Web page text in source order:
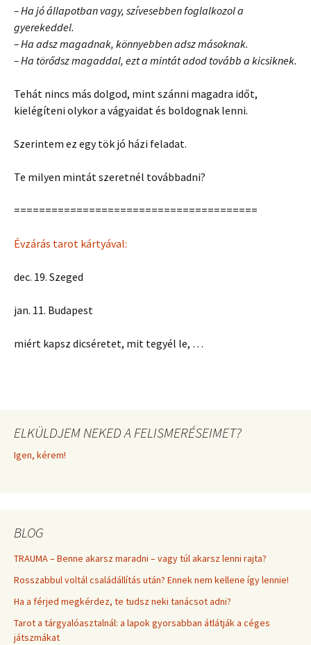
– Ha jó állapotban vagy, szívesebben foglalkozol a
gyerekeddel.
– Ha adsz magadnak, könnyebben adsz másoknak.
– Ha törődsz magaddal, ezt a mintát adod tovább a kicsiknek.
Tehát nincs más dolgod, mint szánni magadra időt,
kielégíteni olykor a vágyaidat és boldognak lenni.
Szerintem ez egy tök jó házi feladat.
Te milyen mintát szeretnél továbbadni?
=======================================
Évzárás tarot kártyával:
dec. 19. Szeged
jan. 11. Budapest
miért kapsz dicséretet, mit tegyél le, …
ELKÜLDJEM NEKED A FELISMERÉSEIMET?
Igen, kérem!
BLOG
TRAUMA – Benne akarsz maradni – vagy túl akarsz lenni rajta?
Rosszabbul voltál családállítás után? Ennek nem kellene így lennie!
Ha a férjed megkérdez, te tudsz neki tanácsot adni?
Tarot a tárgyalóasztalnál: a lapok gyorsabban átlátják a céges
játszmákat